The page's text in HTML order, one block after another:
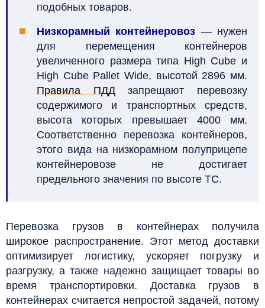
подобных товаров.
Низкорамный контейнеровоз — нужен
для перемещения контейнеров
увеличенного размера типа High Cube и
High Cube Pallet Wide, высотой 2896 мм.
Правила ПДДзапрещают перевозку
содержимого и транспортных средств,
высота которых превышает 4000 мм.
Соответственно перевозка контейнеров,
этого вида на низкорамном полуприцепе
контейнеровозе не достигает
предельного значения по высоте ТС.
Перевозка грузов в контейнерах получила
широкое распространение. Этот метод доставки
оптимизирует логистику, ускоряет погрузку и
разгрузку, а также надежно защищает товары во
время транспортировки. Доставка грузов в
контейнерах считается непростой задачей, потому